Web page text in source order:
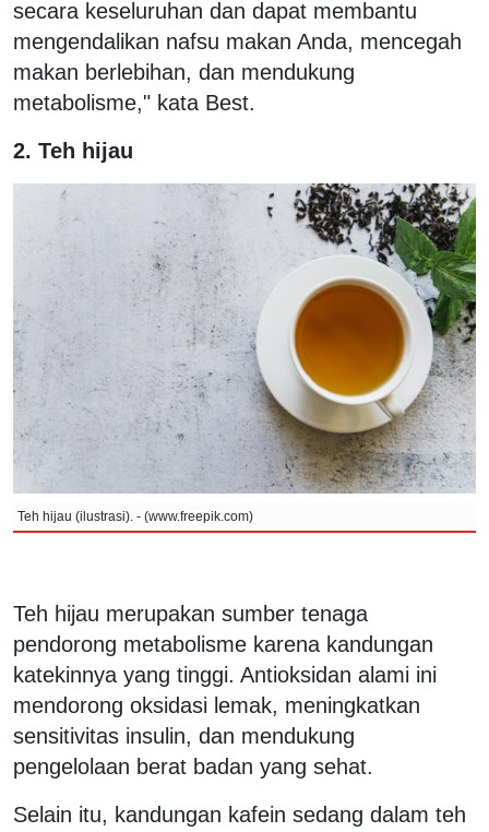
secara keseluruhan dan dapat membantu
mengendalikan nafsu makan Anda, mencegah
makan berlebihan, dan mendukung
metabolisme," kata Best.
2. Teh hijau
Teh hijau (ilustrasi). - (www.freepik.com)
Teh hijau merupakan sumber tenaga
pendorong metabolisme karena kandungan
katekinnya yang tinggi. Antioksidan alami ini
mendorong oksidasi lemak, meningkatkan
sensitivitas insulin, dan mendukung
pengelolaan berat badan yang sehat.
Selain itu, kandungan kafein sedang dalam teh